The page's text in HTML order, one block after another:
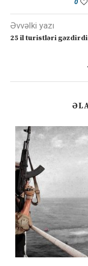
0
Əvvəlki yazı
25 il turistləri